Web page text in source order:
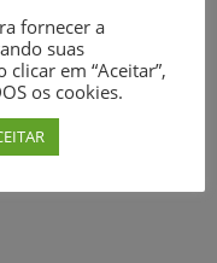
17 DE JANEIRO DE 2019
fornecer a
suas
em “Aceitar”,
os cookies.